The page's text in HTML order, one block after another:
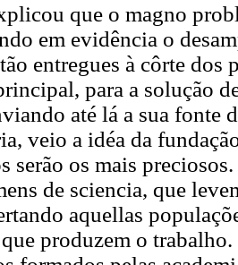
que o magno
em evidência o
entregues à côrte dos
para a solução
até lá a sua fonte
veio a idéa da
serão os mais
de sciencia, que
aquellas
produzem o